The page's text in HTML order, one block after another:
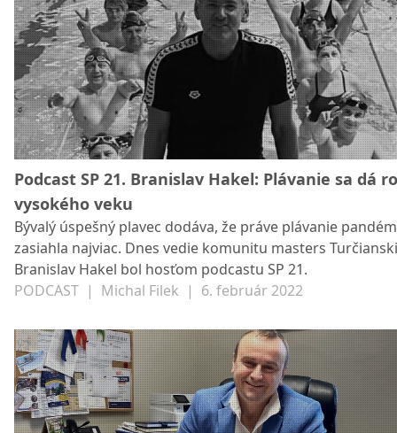
sezóny? S akou podporou fanúšikov rátajú? A čo si myslí
nutnosti hrať baráž? Vypočujte si podcast s Rastislavom
Chovancom. FOTO: Vlci Žilina
Podcast SP 21. Branislav Hakel: Plávanie sa dá
vysokého veku
Bývalý úspešný plavec dodáva, že práve plávanie
zasiahla najviac. Dnes vedie komunitu masters
Branislav Hakel bol hosťom podcastu SP 21.
PODCAST | Michal Filek | 6. február 2022